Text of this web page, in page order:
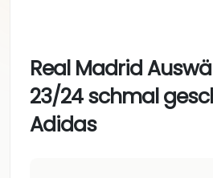
Real Madrid
23/24 schmal
Adidas